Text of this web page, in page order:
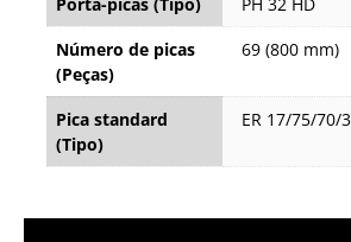
Número de picas
(Peças)
69 (800 mm)
Pica standard
(Tipo)
ER 17/75/70/